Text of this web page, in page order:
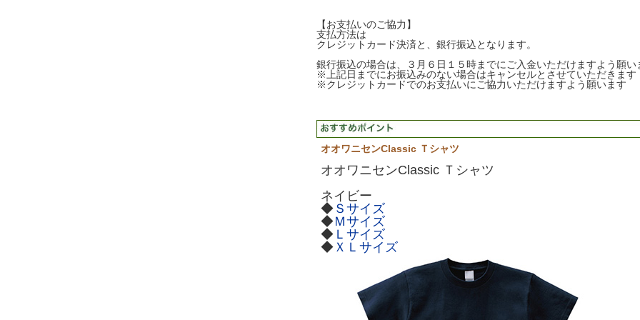
【お支払いのご協力】
支払方法は
クレジットカード決済と、銀行振込となります。
銀行振込の場合は、３月６日１５時までにご入金いただけますよう願い
※上記日までにお振込みのない場合はキャンセルとさせていただきます
※クレジットカードでのお支払いにご協力いただけますよう願います
オオワニセンClassic Ｔシャツ
オオワニセンClassic Ｔシャツ
ネイビー
◆Ｓサイズ
◆Ｍサイズ
◆Ｌサイズ
◆ＸＬサイズ